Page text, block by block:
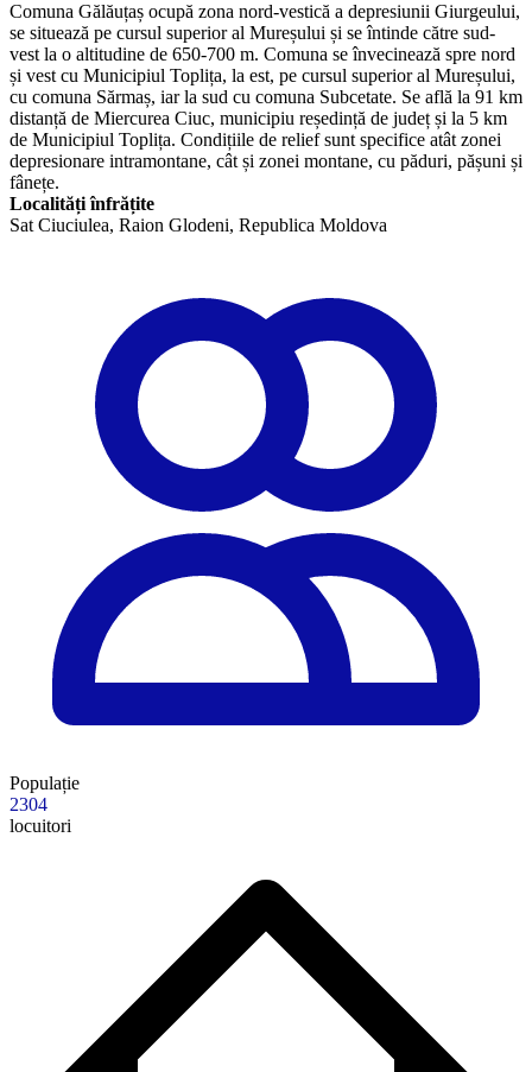
Comuna Gălăuțaș ocupă zona nord-vestică a depresiunii Giurgeului,
se situează pe cursul superior al Mureșului și se întinde către sud-
vest la o altitudine de 650-700 m. Comuna se învecinează spre nord
și vest cu Municipiul Toplița, la est, pe cursul superior al Mureșului,
cu comuna Sărmaș, iar la sud cu comuna Subcetate. Se află la 91 km
distanță de Miercurea Ciuc, municipiu reședință de județ și la 5 km
de Municipiul Toplița. Condițiile de relief sunt specifice atât zonei
depresionare intramontane, cât și zonei montane, cu păduri, pășuni și
fânețe.
Localități înfrățite
Sat Ciuciulea, Raion Glodeni, Republica Moldova
Populație
2304
locuitori